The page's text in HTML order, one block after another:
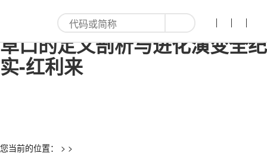
跨越维度的数字注脚17c.5c起
草口的定义剖析与进化演变全纪
实-红利来
您当前的位置： > >